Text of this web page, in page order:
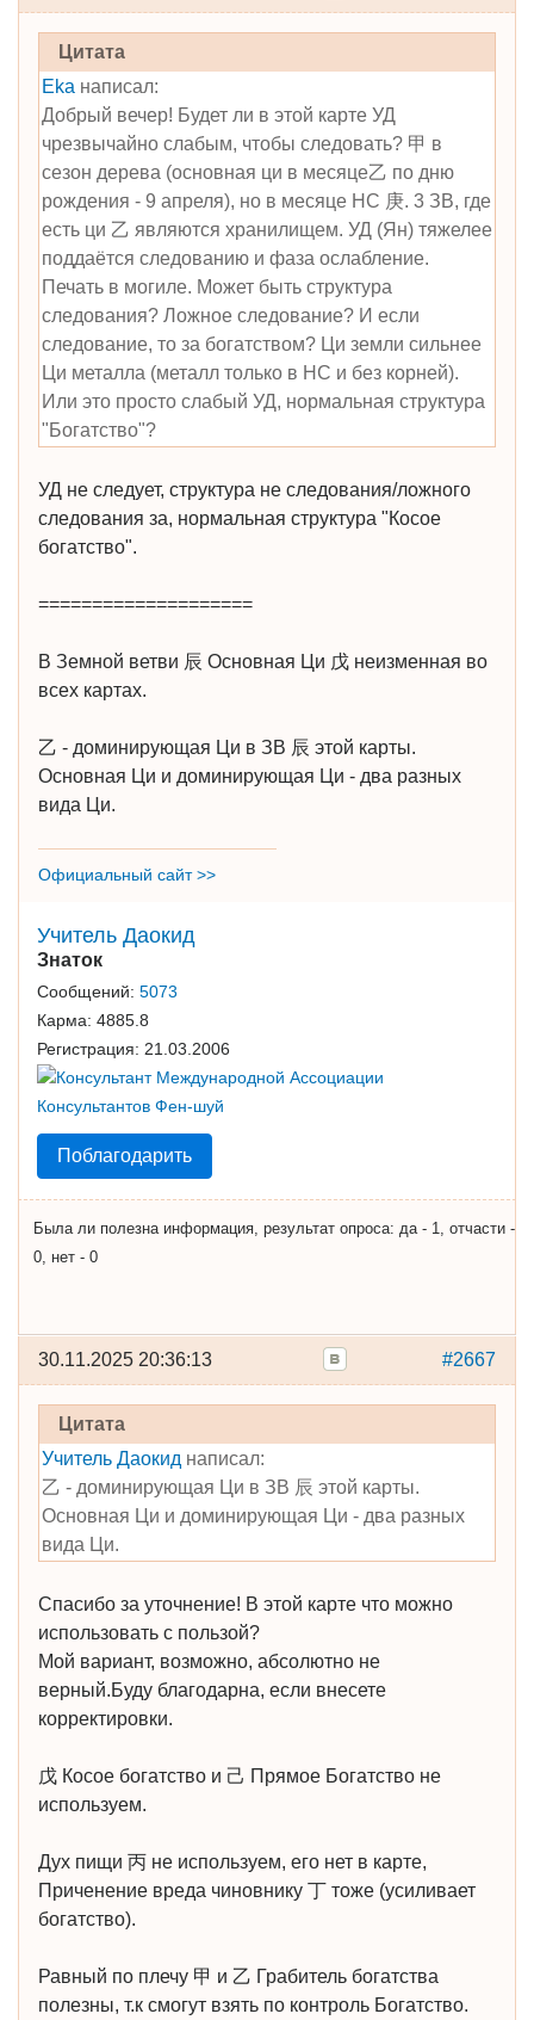
Цитата
Eka написал:
Добрый вечер! Будет ли в этой карте УД
чрезвычайно слабым, чтобы следовать? 甲 в
сезон дерева (основная ци в месяце乙 по дню
рождения - 9 апреля), но в месяце НС 庚. 3 ЗВ, где
есть ци 乙 являются хранилищем. УД (Ян) тяжелее
поддаётся следованию и фаза ослабление.
Печать в могиле. Может быть структура
следования? Ложное следование? И если
следование, то за богатством? Ци земли сильнее
Ци металла (металл только в НС и без корней).
Или это просто слабый УД, нормальная структура
"Богатство"?
УД не следует, структура не следования/ложного
следования за, нормальная структура "Косое
богатство".
====================
В Земной ветви 辰 Основная Ци 戊 неизменная во
всех картах.
乙 - доминирующая Ци в ЗВ 辰 этой карты.
Основная Ци и доминирующая Ци - два разных
вида Ци.
Официальный сайт >>
Учитель Даокид
Знаток
Сообщений: 5073
Карма: 4885.8
Регистрация: 21.03.2006
Поблагодарить
Была ли полезна информация, результат опроса: да - 1, отчасти -
0, нет - 0
#2667
30.11.2025 20:36:13
Цитата
Учитель Даокид написал:
乙 - доминирующая Ци в ЗВ 辰 этой карты.
Основная Ци и доминирующая Ци - два разных
вида Ци.
Спасибо за уточнение! В этой карте что можно
использовать с пользой?
Мой вариант, возможно, абсолютно не
верный.Буду благодарна, если внесете
корректировки.
戊 Косое богатство и 己 Прямое Богатство не
используем.
Дух пищи 丙 не используем, его нет в карте,
Приченение вреда чиновнику 丁 тоже (усиливает
богатство).
Равный по плечу 甲 и 乙 Грабитель богатства
полезны, т.к смогут взять по контроль Богатство.